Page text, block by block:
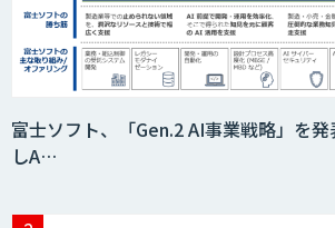
DX戦略・AIモデル構
MAISTER™
富士ソフト、「Gen.2 AI事業戦略」を
しA…